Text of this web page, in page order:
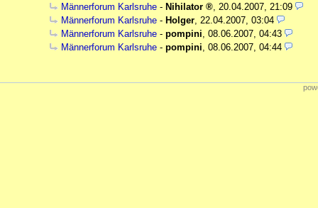
Männerforum Karlsruhe - Nihilator , 20.04.2007, 21:09
Männerforum Karlsruhe - Holger, 22.04.2007, 03:04
Männerforum Karlsruhe - pompini, 08.06.2007, 04:43
Männerforum Karlsruhe - pompini, 08.06.2007, 04:44